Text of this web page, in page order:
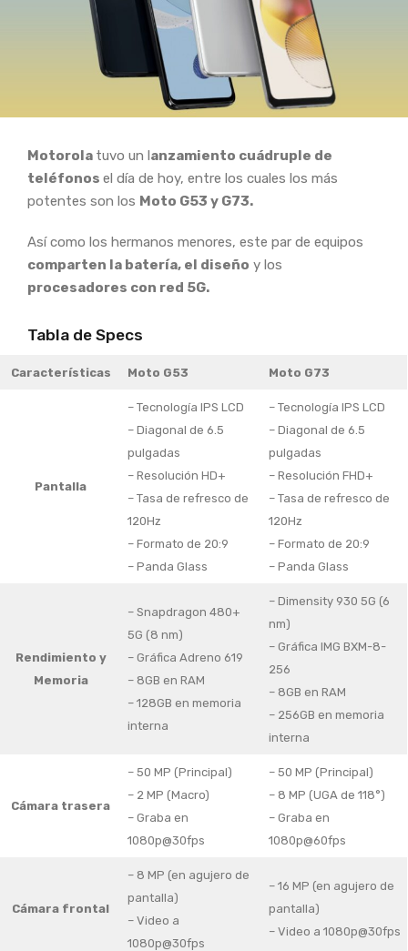
Motorola tuvo un lanzamiento cuádruple de
teléfonos el día de hoy, entre los cuales los más
potentes son los Moto G53 y G73.
Así como los hermanos menores, este par de equipos
comparten la batería, el diseño y los
procesadores con red 5G.
Tabla de Specs
Características Moto G53 Moto G73
Pantalla
– Tecnología IPS LCD
– Diagonal de 6.5
pulgadas
– Resolución HD+
– Tasa de refresco de
120Hz
– Formato de 20:9
– Panda Glass
– Tecnología IPS LCD
– Diagonal de 6.5
pulgadas
– Resolución FHD+
– Tasa de refresco de
120Hz
– Formato de 20:9
– Panda Glass
Rendimiento y
Memoria
– Snapdragon 480+
5G (8 nm)
– Gráfica Adreno 619
– 8GB en RAM
– 128GB en memoria
interna
– Dimensity 930 5G (6
nm)
– Gráfica IMG BXM-8-
256
– 8GB en RAM
– 256GB en memoria
interna
Cámara trasera
– 50 MP (Principal)
– 2 MP (Macro)
– Graba en
1080p@30fps
– 50 MP (Principal)
– 8 MP (UGA de 118°)
– Graba en
1080p@60fps
Cámara frontal
– 8 MP (en agujero de
pantalla)
– Video a
1080p@30fps
– 16 MP (en agujero de
pantalla)
– Video a 1080p@30fps